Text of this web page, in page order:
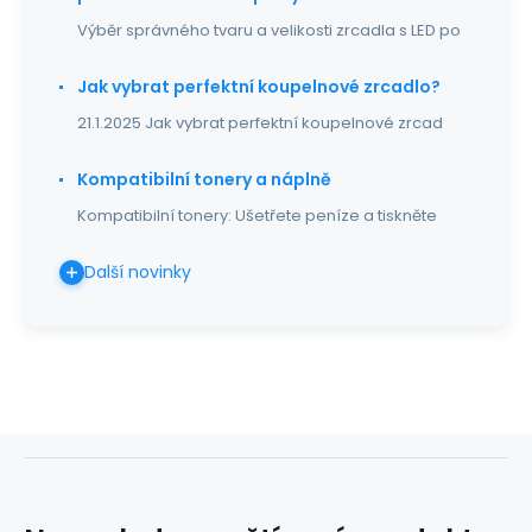
Výběr správného tvaru a velikosti zrcadla s LED po
Jak vybrat perfektní koupelnové zrcadlo?
21.1.2025 Jak vybrat perfektní koupelnové zrcad
Kompatibilní tonery a náplně
Kompatibilní tonery: Ušetřete peníze a tiskněte
Další novinky